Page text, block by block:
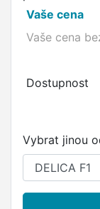
Vaše cena
Vaše cena
Dostupnost
Vybrat jinou